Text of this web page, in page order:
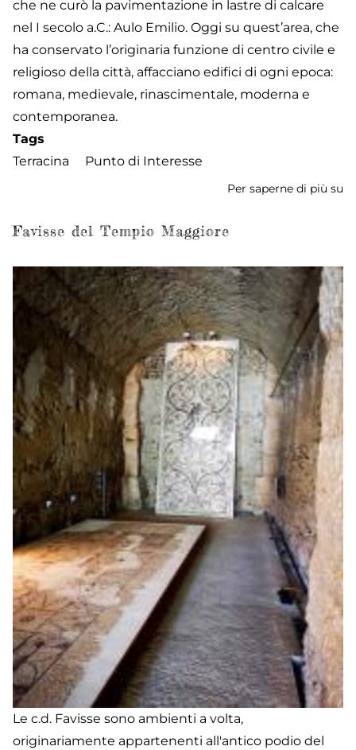
che ne curò la pavimentazione in lastre di calcare
nel I secolo a.C.: Aulo Emilio. Oggi su quest’area, che
ha conservato l’originaria funzione di centro civile e
religioso della città, affacciano edifici di ogni epoca:
romana, medievale, rinascimentale, moderna e
contemporanea.
Tags
Terracina
Punto di Interesse
Per saperne di più su
Favisse del Tempio Maggiore
Le c.d. Favisse sono ambienti a volta,
originariamente appartenenti all'antico podio del